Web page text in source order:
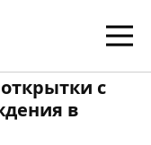
с
в